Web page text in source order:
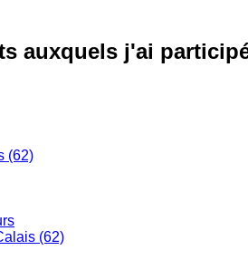
auxquels j'ai
(62)
(62)